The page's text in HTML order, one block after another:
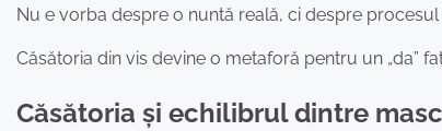
Nu e vorba despre o nuntă reală, ci despre
Căsătoria din vis devine o metaforă pentru un „da”
Căsătoria și echilibrul dintre